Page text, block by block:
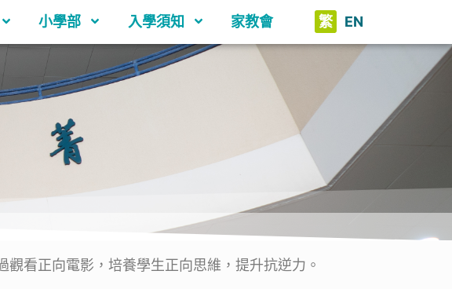
小學部 入學須知 家教會 繁 EN
看正向電影，培養學生正向思維，提升抗逆力。